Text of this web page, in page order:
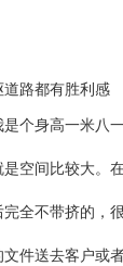
路都有胜利感
个身高一米八
空间比较大。
全不带挤的，
件送去客户或